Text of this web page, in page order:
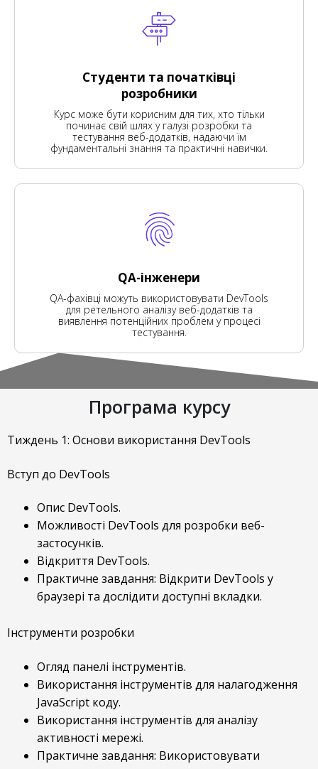
Студенти та початківці
розробники
Курс може бути корисним для тих, хто тільки
починає свій шлях у галузі розробки та
тестування веб-додатків, надаючи їм
фундаментальні знання та практичні навички.
QA-інженери
QA-фахівці можуть використовувати DevTools
для ретельного аналізу веб-додатків та
виявлення потенційних проблем у процесі
тестування.
Програма курсу
Тиждень 1: Основи використання DevTools
Вступ до DevTools
Опис DevTools.
Можливості DevTools для розробки веб-
застосунків.
Відкриття DevTools.
Практичне завдання: Відкрити DevTools у
браузері та дослідити доступні вкладки.
Інструменти розробки
Огляд панелі інструментів.
Використання інструментів для налагодження
JavaScript коду.
Використання інструментів для аналізу
активності мережі.
Практичне завдання: Використовувати